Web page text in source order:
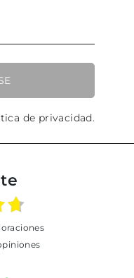
de privacidad.